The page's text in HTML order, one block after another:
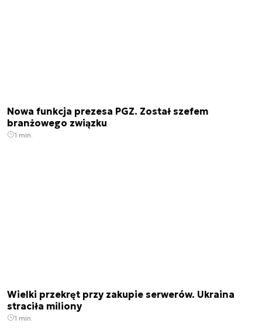
Nowa funkcja prezesa PGZ. Został szefem
branżowego związku
1 min.
Wielki przekręt przy zakupie serwerów. Ukraina
straciła miliony
1 min.